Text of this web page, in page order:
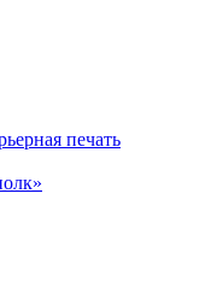
печать